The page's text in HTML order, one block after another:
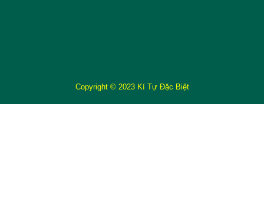
Copyright © 2023 Kí Tự Đặc Biệt